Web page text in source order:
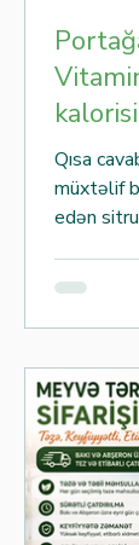
Qısa
müxtəlif
edən
oluna
də şirə,
olunur.
vitaminlər
necə